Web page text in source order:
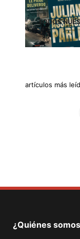
TODOS
artículos más
¿Quiénes